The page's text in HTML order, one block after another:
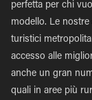
perfetta per chi
modello. Le
turistici
accesso alle
anche un gran
quali in aree più